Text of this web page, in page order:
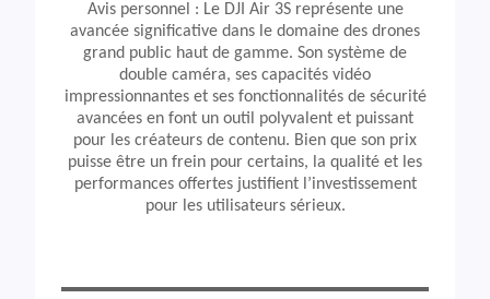
Avis personnel : Le DJI Air 3S représente une
avancée significative dans le domaine des drones
grand public haut de gamme. Son système de
double caméra, ses capacités vidéo
impressionnantes et ses fonctionnalités de sécurité
avancées en font un outil polyvalent et puissant
pour les créateurs de contenu. Bien que son prix
puisse être un frein pour certains, la qualité et les
performances offertes justifient l’investissement
pour les utilisateurs sérieux.